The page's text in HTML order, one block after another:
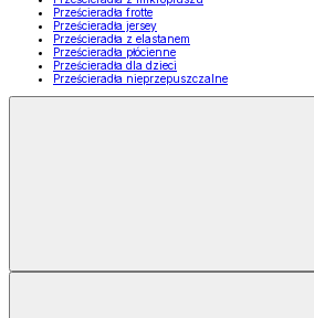
Prześcieradła frotte
Prześcieradła jersey
Prześcieradła z elastanem
Prześcieradła płócienne
Prześcieradła dla dzieci
Prześcieradła nieprzepuszczalne